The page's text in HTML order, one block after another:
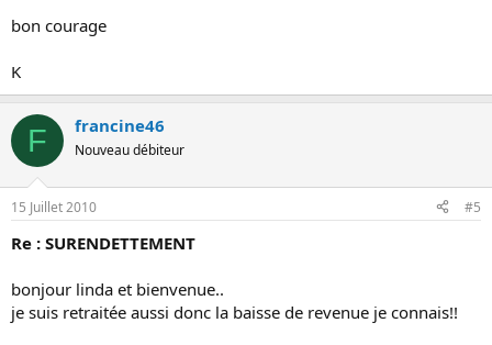
bon courage
K
F francine46
Nouveau débiteur
15 Juillet 2010 #5
Re : SURENDETTEMENT
bonjour linda et bienvenue..
je suis retraitée aussi donc la baisse de revenue je connais!!